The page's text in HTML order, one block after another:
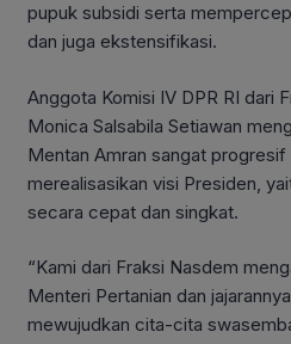
pupuk subsidi serta
dan juga ekstensifikasi.
Anggota Komisi IV DPR RI dari
Monica Salsabila Setiawan
Mentan Amran sangat progresif
merealisasikan visi Presiden,
secara cepat dan singkat.
“Kami dari Fraksi Nasdem
Menteri Pertanian dan
mewujudkan cita-cita